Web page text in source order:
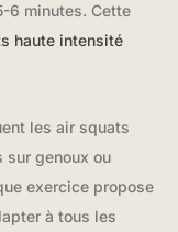
6 minutes. Cette
haute intensité
les air squats
sur genoux ou
exercice propose
à tous les